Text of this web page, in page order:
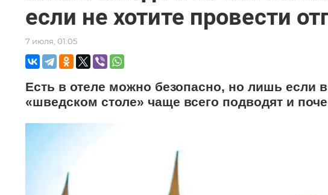
если не хотите провести
7 июля, 01:05
Есть в отеле можно безопасно, но лишь если
«шведском столе» чаще всего подводят и